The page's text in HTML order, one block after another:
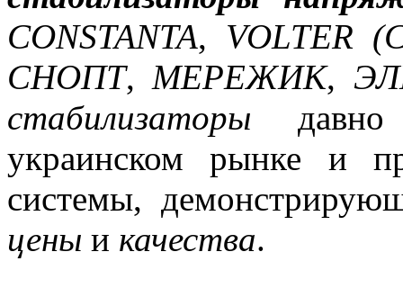
CONSTANTA, VOLTER
СНОПТ, МЕРЕЖИК,
стабилизаторы давно
украинском рынке и
системы,
цены и качества.